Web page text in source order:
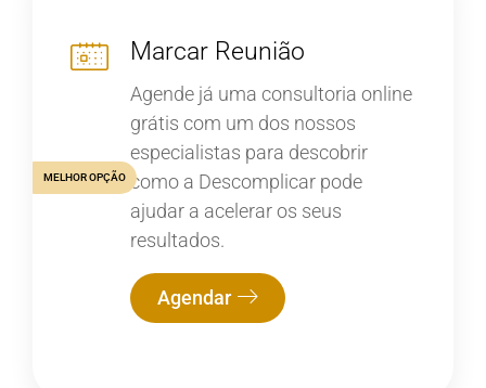
Marcar Reunião
Agende já uma consultoria online
grátis com um dos nossos
especialistas para descobrir
como a Descomplicar pode
ajudar a acelerar os seus
resultados.
Agendar
MELHOR OPÇÃO